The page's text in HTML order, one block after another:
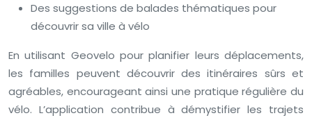
Des suggestions de balades thématiques pour
découvrir sa ville à vélo
En utilisant Geovelo pour planifier leurs déplacements,
les familles peuvent découvrir des itinéraires sûrs et
agréables, encourageant ainsi une pratique régulière du
vélo. L’application contribue à démystifier les trajets